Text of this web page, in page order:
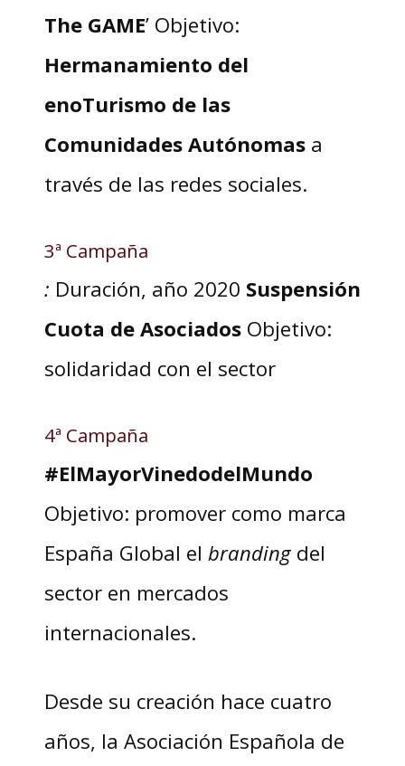
The GAME’ Objetivo:
Hermanamiento del
enoTurismo de las
Comunidades Autónomasa
través de las redes sociales.
3ª Campaña
: Duración, año 2020 Suspensión
Cuota de AsociadosObjetivo:
solidaridad con el sector
4ª Campaña
#ElMayorVinedodelMundo
Objetivo: promover como marca
España Global el brandingdel
sector en mercados
internacionales.
Desde su creación hace cuatro
años, la Asociación Española de